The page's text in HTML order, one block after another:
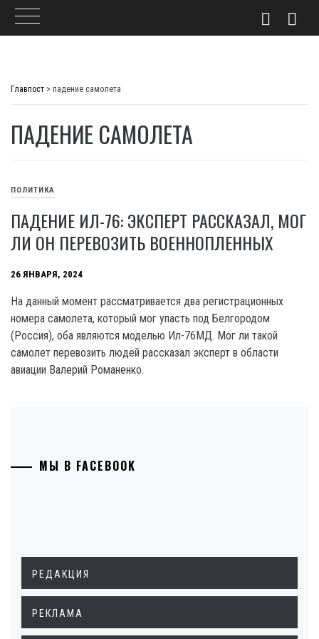
Главпост > падение самолета
ПАДЕНИЕ САМОЛЕТА
ПОЛИТИКА
ПАДЕНИЕ ИЛ-76: ЭКСПЕРТ РАССКАЗАЛ, МОГ
ЛИ ОН ПЕРЕВОЗИТЬ ВОЕННОПЛЕННЫХ
26 ЯНВАРЯ, 2024
На данный момент рассматривается два регистрационных
номера самолета, который мог упасть под Белгородом
(Россия), оба являются моделью Ил-76МД. Мог ли такой
самолет перевозить людей рассказал эксперт в области
авиации Валерий Романенко.
МЫ В FACEBOOK
РЕДАКЦИЯ
РЕКЛАМА